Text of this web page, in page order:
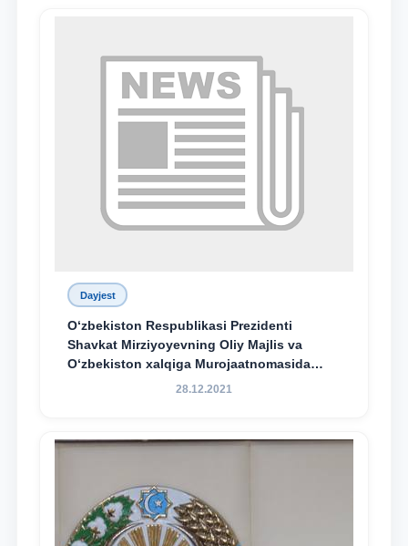
Dayjest
O‘zbekiston Respublikasi Prezidenti
Shavkat Mirziyoyevning Oliy Majlis va
O‘zbekiston xalqiga Murojaatnomasida
belgilangan vazifalar mazmun-mohiyatini
dayjesti
28.12.2021